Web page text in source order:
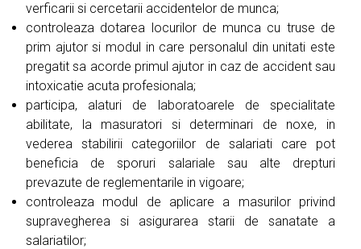
verficarii si cercetarii accidentelor de munca;
controleaza dotarea locurilor de munca cu truse de
prim ajutor si modul in care personalul din unitati este
pregatit sa acorde primul ajutor in caz de accident sau
intoxicatie acuta profesionala;
participa, alaturi de laboratoarele de specialitate
abilitate, la masuratori si determinari de noxe, in
vederea stabilirii categoriilor de salariati care pot
beneficia de sporuri salariale sau alte drepturi
prevazute de reglementarile in vigoare;
controleaza modul de aplicare a masurilor privind
supravegherea si asigurarea starii de sanatate a
salariatilor;